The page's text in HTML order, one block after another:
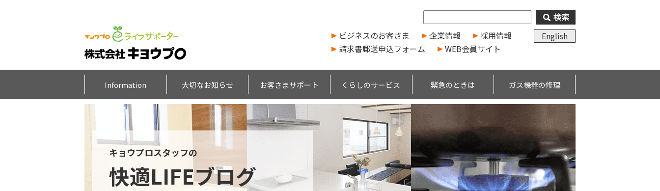
ビジネスのお客さま 企業情報 採用情報
English
請求書郵送申込フォーム
WEB会員サイト
Information 大切なお知らせ お客さまサポート くらしのサービス 緊急のときは ガス機器の修理
キョウプロスタッフの
快適LIFEブログ